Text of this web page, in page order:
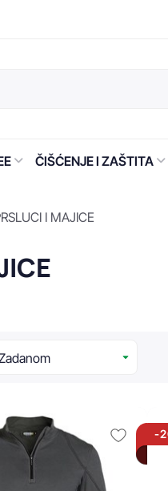
ČIŠĆENJE I ZAŠTITA
I MAJICE
-